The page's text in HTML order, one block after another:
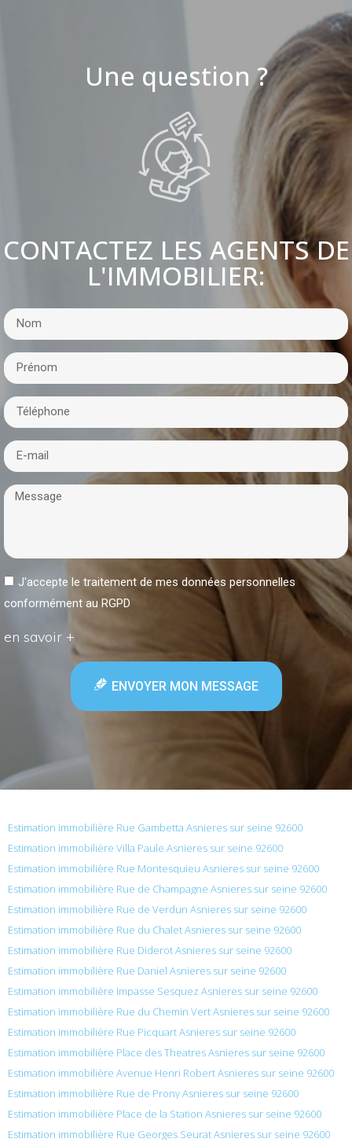
Une question ?
CONTACTEZ LES AGENTS DE
L'IMMOBILIER:
J'accepte le traitement de mes données personnelles
conformément au RGPD
en savoir +
ENVOYER MON MESSAGE
Estimation immobilière Rue Gambetta Asnieres sur seine 92600
Estimation immobilière Villa Paule Asnieres sur seine 92600
Estimation immobilière Rue Montesquieu Asnieres sur seine 92600
Estimation immobilière Rue de Champagne Asnieres sur seine 92600
Estimation immobilière Rue de Verdun Asnieres sur seine 92600
Estimation immobilière Rue du Chalet Asnieres sur seine 92600
Estimation immobilière Rue Diderot Asnieres sur seine 92600
Estimation immobilière Rue Daniel Asnieres sur seine 92600
Estimation immobilière Impasse Sesquez Asnieres sur seine 92600
Estimation immobilière Rue du Chemin Vert Asnieres sur seine 92600
Estimation immobilière Rue Picquart Asnieres sur seine 92600
Estimation immobilière Place des Theatres Asnieres sur seine 92600
Estimation immobilière Avenue Henri Robert Asnieres sur seine 92600
Estimation immobilière Rue de Prony Asnieres sur seine 92600
Estimation immobilière Place de la Station Asnieres sur seine 92600
Estimation immobilière Rue Georges Seurat Asnieres sur seine 92600